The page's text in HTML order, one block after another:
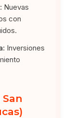
Nuevas
con
Inversiones